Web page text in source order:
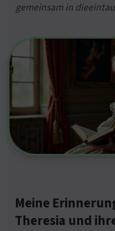
gemeinsam in
Meine
Theresia und